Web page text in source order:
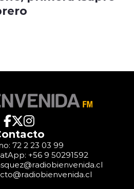
72 2 23 03 99
+56 9 50291592